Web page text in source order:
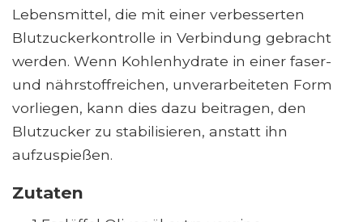
Lebensmittel, die mit einer verbesserten
Blutzuckerkontrolle in Verbindung gebracht
werden. Wenn Kohlenhydrate in einer faser-
und nährstoffreichen, unverarbeiteten Form
vorliegen, kann dies dazu beitragen, den
Blutzucker zu stabilisieren, anstatt ihn
aufzuspießen.
Zutaten